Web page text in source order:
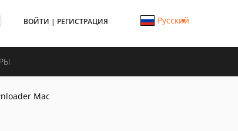
ВОЙТИ | РЕГИСТРАЦИЯ Русский
Mac